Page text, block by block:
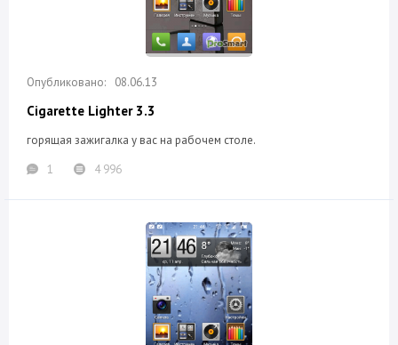
08.06.13
Cigarette Lighter 3.3
горящая зажигалка у вас на рабочем столе.
1
4 996